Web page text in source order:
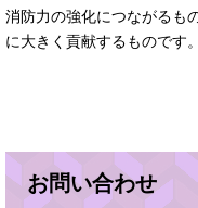
消防力の強化につながるも
に大きく貢献するものです。
お問い合わせ